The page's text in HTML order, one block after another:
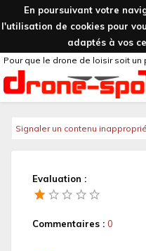
En poursuivant votre
l'utilisation de cookies pour
adaptés à vos
Pour que le drone de loisir soit un
Signaler un contenu inapproprié
Evaluation :
Commentaires : 0